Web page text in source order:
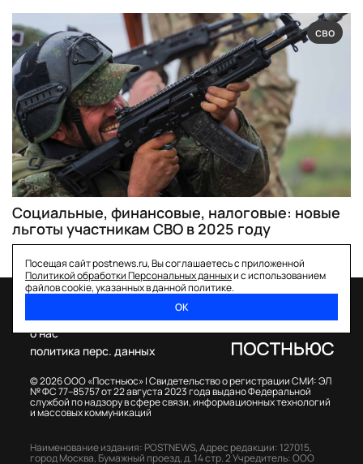
сво
Социальные, финансовые, налоговые: новые
льготы участникам СВО в 2025 году
Посещая сайт postnews.ru, Вы соглашаетесь с приложенной
Политикой обработки Персональных данныхи с использованием
файлов cookie, указанных в данной политике.
ОК
© 2026 ООО «Постньюс» |Свидетельство о регистрации СМИ: ЭЛ
№ ФС 77–85757 от 22 августа 2023 года выдано Федеральной
службой по надзору в сфере связи, информационных технологий
и массовых коммуникаций
о нас
политика перс. данных
Наименование издания: POSTNEWS,Адрес редакции: 127015,
город Москва, Бумажный проезд, д. 14 стр. 2Учредитель: ООО